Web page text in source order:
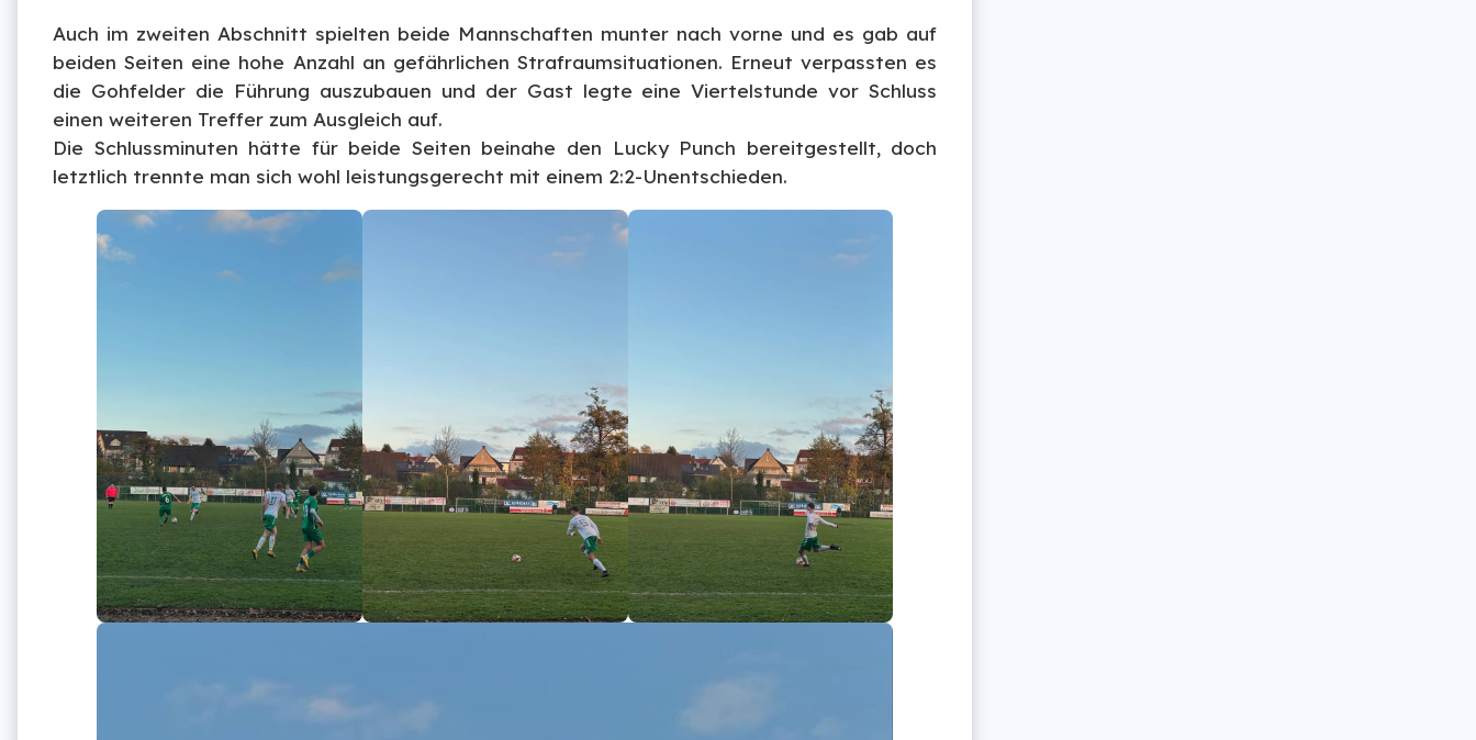
Auch im zweiten Abschnitt spielten beide Mannschaften munter nach vorne und es gab auf
beiden Seiten eine hohe Anzahl an gefährlichen Strafraumsituationen. Erneut verpassten es
die Gohfelder die Führung auszubauen und der Gast legte eine Viertelstunde vor Schluss
einen weiteren Treffer zum Ausgleich auf.
Die Schlussminuten hätte für beide Seiten beinahe den Lucky Punch bereitgestellt, doch
letztlich trennte man sich wohl leistungsgerecht mit einem 2:2-Unentschieden.